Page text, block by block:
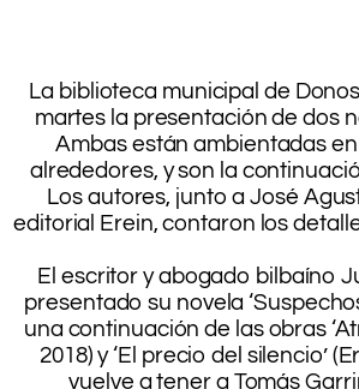
La biblioteca municipal de
martes la presentación de dos
Ambas están ambientadas
alrededores, y son la
Los autores, junto a José
editorial Erein, contaron los
El escritor y abogado bilbaíno
presentado su novela
una continuación de las obras
2018) y ‘El precio del silencio’
vuelve a tener a Tomás